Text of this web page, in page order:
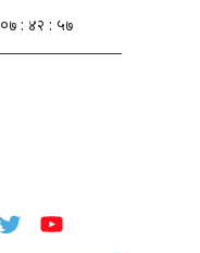
०७ : ४२ : ५९